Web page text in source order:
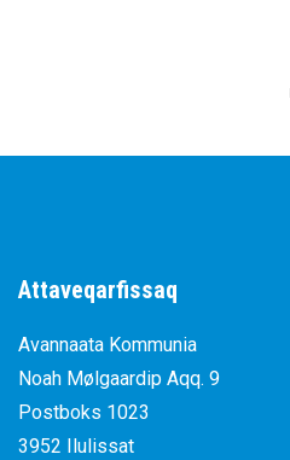
Attaveqarfissaq
Avannaata Kommunia
Noah Mølgaardip Aqq. 9
Postboks 1023
3952 Ilulissat